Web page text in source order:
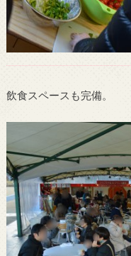
飲食スペースも完備。